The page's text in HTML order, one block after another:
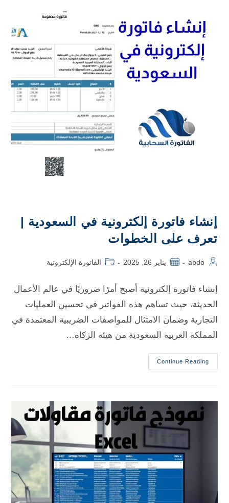
إنشاء فاتورة إلكترونية في السعودية |
تعرف على الخطوات
abdo يناير 26, 2025 الفاتورة الإلكترونية
إنشاء فاتورة إلكترونية أصبح أمرًا ضروريًا في عالم الأعمال
الحديثة، حيث تساهم هذه الفواتير في تحسين العمليات
التجارية وضمان الامتثال للمواصفات الضريبية المعتمدة في
المملكة العربية السعودية من هيئة الزكاة…
Continue Reading